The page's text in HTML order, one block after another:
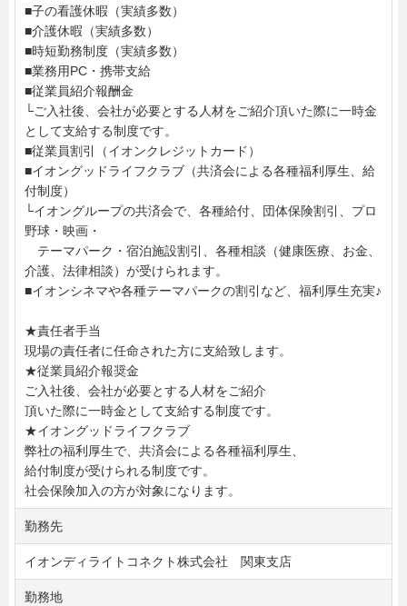
■子の看護休暇（実績多数）
■介護休暇（実績多数）
■時短勤務制度（実績多数）
■業務用PC・携帯支給
■従業員紹介報酬金
└ご入社後、会社が必要とする人材をご紹介頂いた際に一時金
として支給する制度です。
■従業員割引（イオンクレジットカード）
■イオングッドライフクラブ（共済会による各種福利厚生、給
付制度）
└イオングループの共済会で、各種給付、団体保険割引、プロ
野球・映画・
テーマパーク・宿泊施設割引、各種相談（健康医療、お金、
介護、法律相談）が受けられます。
■イオンシネマや各種テーマパークの割引など、福利厚生充実♪
★責任者手当
現場の責任者に任命された方に支給致します。
★従業員紹介報奨金
ご入社後、会社が必要とする人材をご紹介
頂いた際に一時金として支給する制度です。
★イオングッドライフクラブ
弊社の福利厚生で、共済会による各種福利厚生、
給付制度が受けられる制度です。
社会保険加入の方が対象になります。
勤務先
イオンディライトコネクト株式会社 関東支店
勤務地